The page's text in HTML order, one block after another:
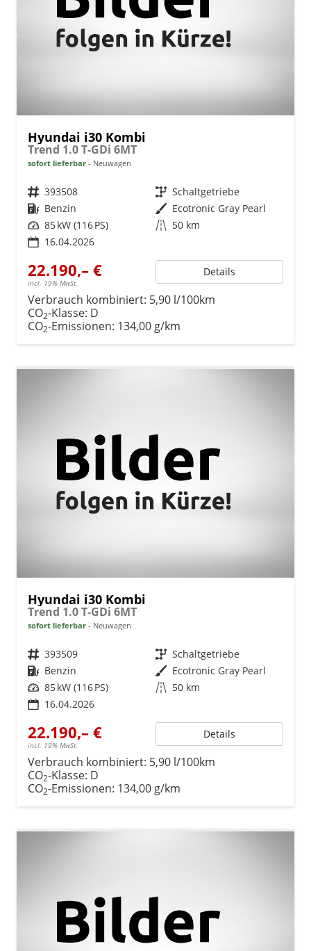
Hyundai i30 Kombi
Trend 1.0 T-GDi 6MT
sofort lieferbar Neuwagen
Fahrzeugnr. 393508 Getriebe Schaltgetriebe
Kraftstoff Benzin Außenfarbe Ecotronic Gray Pearl
Leistung 85 kW (116 PS) Kilometerstand 50 km
16.04.2026
22.190,– €
incl. 19% MwSt.
Details
Verbrauch kombiniert: 5,90 l/100km
CO2-Klasse: D
CO2-Emissionen: 134,00 g/km
Hyundai i30 Kombi
Trend 1.0 T-GDi 6MT
sofort lieferbar Neuwagen
Fahrzeugnr. 393509 Getriebe Schaltgetriebe
Kraftstoff Benzin Außenfarbe Ecotronic Gray Pearl
Leistung 85 kW (116 PS) Kilometerstand 50 km
16.04.2026
22.190,– €
incl. 19% MwSt.
Details
Verbrauch kombiniert: 5,90 l/100km
CO2-Klasse: D
CO2-Emissionen: 134,00 g/km